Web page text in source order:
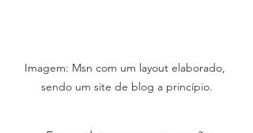
Imagem: Msn com um layout elaborado,
sendo um site de blog a princípio.